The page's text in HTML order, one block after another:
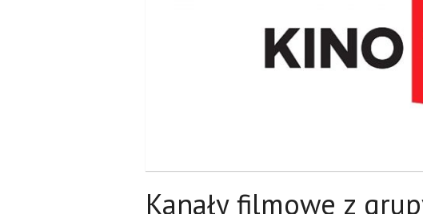
Kanały filmowe z